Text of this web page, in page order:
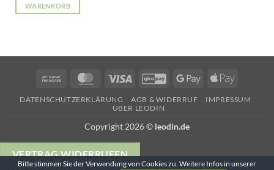
WARENKORB
Bank
MasterCardVisa GiroPay Google
Apple
DATENSCHUTZERKLÄRUNG AGB & WIDERRUF
IMPRESSUM
ÜBER LEODIN
Copyright 2026 © leodin.de
VERTRAG WIDERRUFEN
Bitte stimmen Sie der Verwendung von Cookies zu. Weitere Infos in unserer